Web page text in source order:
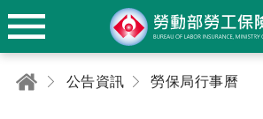
公告資訊 勞保局行事曆